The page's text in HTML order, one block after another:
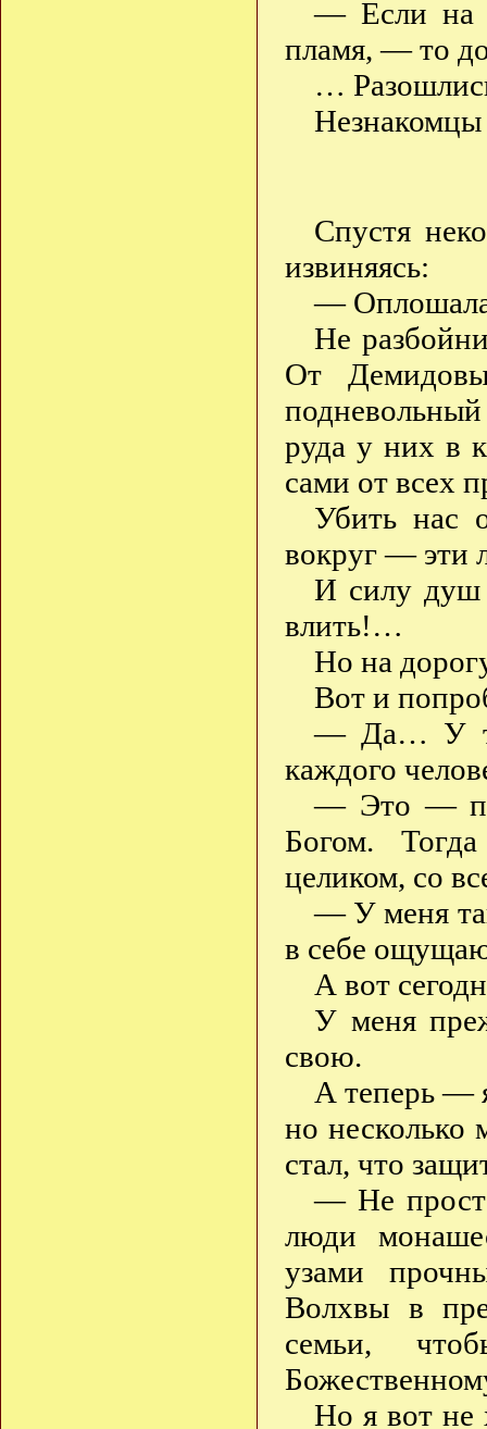
— Если на
пламя, — то
…
Спустя
извиняясь:
— Оплошала
Не
От
руда у них в
сами от всех
Убить нас
вокруг — эти
И силу душ
влить!…
Но на
Вот и
— Да… У
каждого
— Это —
Богом.
целиком, со
— У меня
в себе
А вот
У меня
свою.
А теперь —
но несколько
стал, что
— Не
люди
узами
Волхвы в
семьи,
Но я вот не